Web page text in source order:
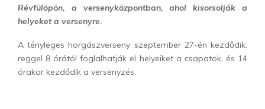
Révfülöpön, a versenyközpontban, ahol kisorsolják a
helyeket a versenyre.
A tényleges horgászverseny szeptember 27-én kezdődik:
reggel 8 órától foglalhatják el helyeiket a csapatok, és 14
órakor kezdődik a versenyzés.